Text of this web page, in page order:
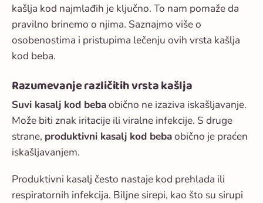
kašlja kod najmlađih je ključno. To nam pomaže da
pravilno brinemo o njima. Saznajmo više o
osobenostima i pristupima lečenju ovih vrsta kašlja
kod beba.
Razumevanje različitih vrsta kašlja
Suvi kasalj kod bebaobično ne izaziva iskašljavanje.
Može biti znak iritacije ili viralne infekcije. S druge
strane, produktivni kasalj kod bebaobično je praćen
iskašljavanjem.
Produktivni kasalj često nastaje kod prehlada ili
respiratornih infekcija. Biljne sirepi, kao što su sirupi